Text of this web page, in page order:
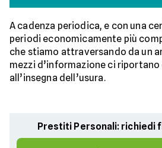
A cadenza periodica, e con una
periodi economicamente più
che stiamo attraversando da un
mezzi d’informazione ci
all’insegna dell’usura.
Prestiti Personali: richiedi